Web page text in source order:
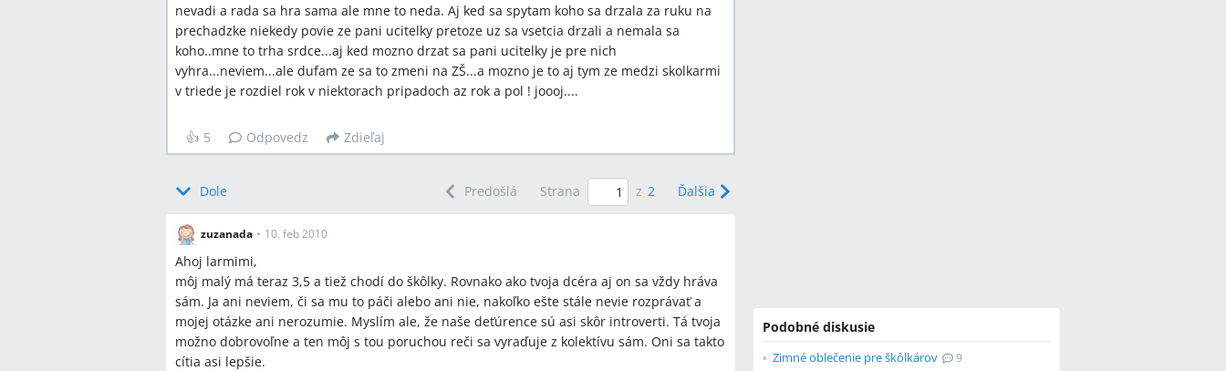
nevadi a rada sa hra sama ale mne to neda. Aj ked sa spytam koho sa drzala za ruku na
prechadzke niekedy povie ze pani ucitelky pretoze uz sa vsetcia drzali a nemala sa
koho..mne to trha srdce...aj ked mozno drzat sa pani ucitelky je pre nich
vyhra...neviem...ale dufam ze sa to zmeni na ZŠ...a mozno je to aj tym ze medzi skolkarmi
v triede je rozdiel rok v niektorach pripadoch az rok a pol ! joooj....
👍 5 Odpovedz Zdieľaj
Dole Predošlá Strana z 2 Ďalšia
zuzanada • 10. feb 2010
Ahoj larmimi,
môj malý má teraz 3,5 a tiež chodí do škôlky. Rovnako ako tvoja dcéra aj on sa vždy hráva
sám. Ja ani neviem, či sa mu to páči alebo ani nie, nakoľko ešte stále nevie rozprávať a
mojej otázke ani nerozumie. Myslím ale, že naše deťúrence sú asi skôr introverti. Tá tvoja
možno dobrovoľne a ten môj s tou poruchou reči sa vyraďuje z kolektívu sám. Oni sa takto
cítia asi lepšie.
Podobné diskusie
Zimné oblečenie pre škôlkárov 9